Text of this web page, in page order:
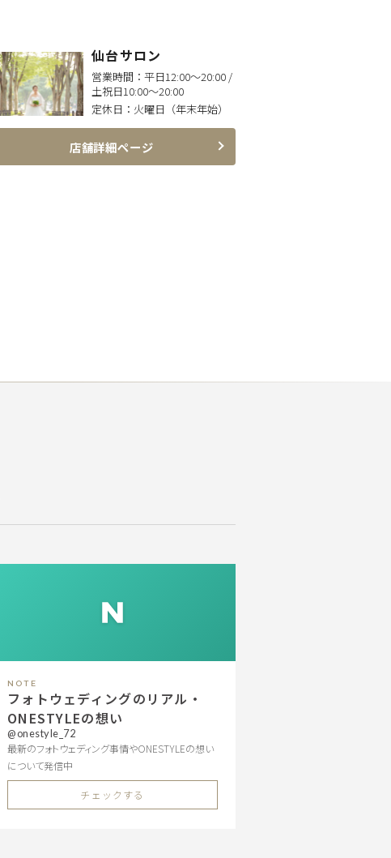
仙台サロン
営業時間： 平日12:00〜20:00 /
土祝日10:00〜20:00
定休日： 火曜日（年末年始）
店舗詳細ページ
NOTE
フォトウェディングのリアル・
ONESTYLEの想い
@onestyle_72
最新のフォトウェディング事情やONESTYLEの想い
について発信中
チェックする